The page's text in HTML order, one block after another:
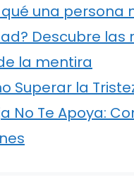
qué una persona
Descubre las
la mentira
Superar la
No Te Apoya: